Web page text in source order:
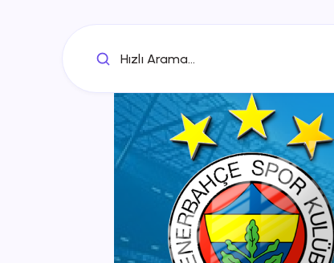
Hızlı Arama...